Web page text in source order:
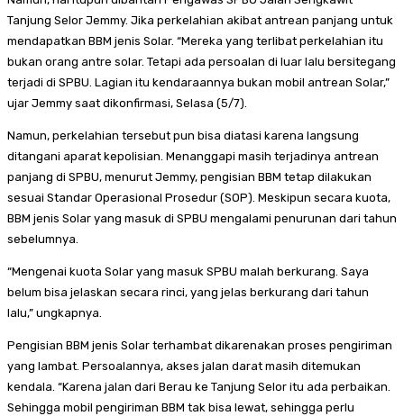
Tanjung Selor Jemmy. Jika perkelahian akibat antrean panjang untuk
mendapatkan BBM jenis Solar. “Mereka yang terlibat perkelahian itu
bukan orang antre solar. Tetapi ada persoalan di luar lalu bersitegang
terjadi di SPBU. Lagian itu kendaraannya bukan mobil antrean Solar,”
ujar Jemmy saat dikonfirmasi, Selasa (5/7).
Namun, perkelahian tersebut pun bisa diatasi karena langsung
ditangani aparat kepolisian. Menanggapi masih terjadinya antrean
panjang di SPBU, menurut Jemmy, pengisian BBM tetap dilakukan
sesuai Standar Operasional Prosedur (SOP). Meskipun secara kuota,
BBM jenis Solar yang masuk di SPBU mengalami penurunan dari tahun
sebelumnya.
“Mengenai kuota Solar yang masuk SPBU malah berkurang. Saya
belum bisa jelaskan secara rinci, yang jelas berkurang dari tahun
lalu,” ungkapnya.
Pengisian BBM jenis Solar terhambat dikarenakan proses pengiriman
yang lambat. Persoalannya, akses jalan darat masih ditemukan
kendala. “Karena jalan dari Berau ke Tanjung Selor itu ada perbaikan.
Sehingga mobil pengiriman BBM tak bisa lewat, sehingga perlu